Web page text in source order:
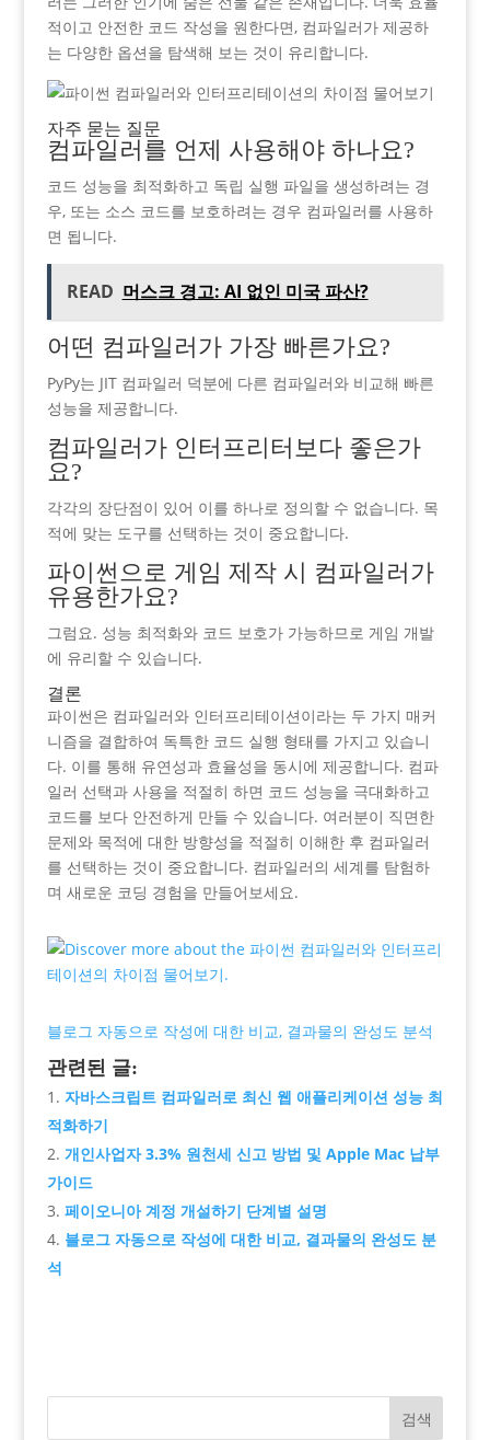
적이고 안전한 코드 작성을 원한다면, 컴파일러가 제공하
는 다양한 옵션을 탐색해 보는 것이 유리합니다.
자주 묻는 질문
컴파일러를 언제 사용해야 하나요?
코드 성능을 최적화하고 독립 실행 파일을 생성하려는 경
우, 또는 소스 코드를 보호하려는 경우 컴파일러를 사용하
면 됩니다.
READ 머스크 경고: AI 없인 미국 파산?
어떤 컴파일러가 가장 빠른가요?
PyPy는 JIT 컴파일러 덕분에 다른 컴파일러와 비교해 빠른
성능을 제공합니다.
컴파일러가 인터프리터보다 좋은가
요?
각각의 장단점이 있어 이를 하나로 정의할 수 없습니다. 목
적에 맞는 도구를 선택하는 것이 중요합니다.
파이썬으로 게임 제작 시 컴파일러가
유용한가요?
그럼요. 성능 최적화와 코드 보호가 가능하므로 게임 개발
에 유리할 수 있습니다.
결론
파이썬은 컴파일러와 인터프리테이션이라는 두 가지 매커
니즘을 결합하여 독특한 코드 실행 형태를 가지고 있습니
다. 이를 통해 유연성과 효율성을 동시에 제공합니다. 컴파
일러 선택과 사용을 적절히 하면 코드 성능을 극대화하고
코드를 보다 안전하게 만들 수 있습니다. 여러분이 직면한
문제와 목적에 대한 방향성을 적절히 이해한 후 컴파일러
를 선택하는 것이 중요합니다. 컴파일러의 세계를 탐험하
며 새로운 코딩 경험을 만들어보세요.
블로그 자동으로 작성에 대한 비교, 결과물의 완성도 분석
관련된 글:
자바스크립트 컴파일러로 최신 웹 애플리케이션 성능 최
적화하기
개인사업자 3.3% 원천세 신고 방법 및 Apple Mac 납부
가이드
페이오니아 계정 개설하기 단계별 설명
블로그 자동으로 작성에 대한 비교, 결과물의 완성도 분
석
검색